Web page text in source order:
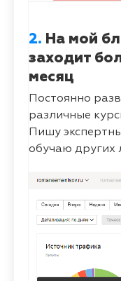
2. На мой
заходит
месяц
Постоянно
различные
Пишу
обучаю других